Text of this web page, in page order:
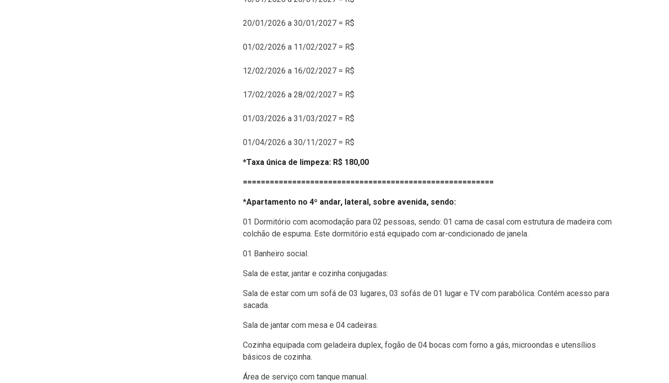
20/01/2026 a 30/01/2027 = R$
01/02/2026 a 11/02/2027 = R$
12/02/2026 a 16/02/2027 = R$
17/02/2026 a 28/02/2027 = R$
01/03/2026 a 31/03/2027 = R$
01/04/2026 a 30/11/2027 = R$
*Taxa única de limpeza: R$ 180,00
========================================================
*Apartamento no 4º andar, lateral, sobre avenida, sendo:
01 Dormitório com acomodação para 02 pessoas, sendo: 01 cama de casal com estrutura de madeira com
colchão de espuma. Este dormitório está equipado com ar-condicionado de janela.
01 Banheiro social.
Sala de estar, jantar e cozinha conjugadas:
Sala de estar com um sofá de 03 lugares, 03 sofás de 01 lugar e TV com parabólica. Contém acesso para
sacada.
Sala de jantar com mesa e 04 cadeiras.
Cozinha equipada com geladeira duplex, fogão de 04 bocas com forno a gás, microondas e utensílios
básicos de cozinha.
Área de serviço com tanque manual.